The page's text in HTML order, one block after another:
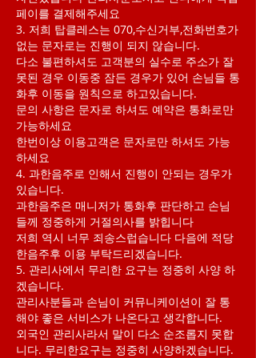
페이를 결제해주세요
3. 저희 탑클레스는 070,수신거부,전화번호가
없는 문자로는 진행이 되지 않습니다.
다소 불편하셔도 고객분의 실수로 주소가 잘
못된 경우 이동중 잠든 경우가 있어 손님들 통
화후 이동을 원칙으로 하고있습니다.
문의 사항은 문자로 하셔도 예약은 통화로만
가능하세요
한번이상 이용고객은 문자로만 하셔도 가능
하세요
4. 과한음주로 인해서 진행이 안되는 경우가
있습니다.
과한음주은 매니저가 통화후 판단하고 손님
들께 정중하게 거절의사를 밝힙니다
저희 역시 너무 죄송스럽습니다 다음에 적당
한음주후 이용 부탁드리겠습니다.
5. 관리사에서 무리한 요구는 정중히 사양 하
겠습니다.
관리사분들과 손님이 커뮤니케이션이 잘 통
해야 좋은 서비스가 나온다고 생각합니다.
​외국인 관리사라서 말이 다소 순조롭지 못합
니다. 무리한요구는 정중히 사양하겠습니다.